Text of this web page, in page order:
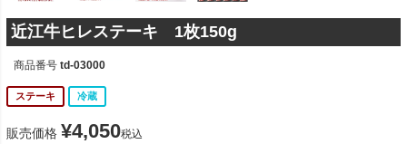
近江牛ヒレステーキ 1枚150g
商品番号 td-03000
ステーキ 冷蔵
販売価格 ¥4,050税込